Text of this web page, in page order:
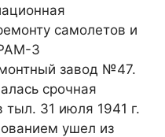
самолетов и
3
завод №47.
срочная
31 июля 1941 г.
ушел из